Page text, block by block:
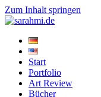
Zum Inhalt springen
Start
Portfolio
Art Review
Bücher